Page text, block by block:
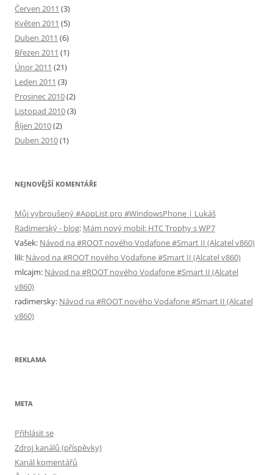
Červen 2011 (3)
Květen 2011 (5)
Duben 2011 (6)
Březen 2011 (1)
Únor 2011 (21)
Leden 2011 (3)
Prosinec 2010(2)
Listopad 2010(3)
Říjen 2010(2)
Duben 2010(1)
NEJNOVĚJŠÍ KOMENTÁŘE
Můj vybroušený #AppList pro #WindowsPhone | Lukáš
Radimerský - blog: Mám nový mobil: HTC Trophy s WP7
Vašek: Návod na #ROOT nového Vodafone #Smart II (Alcatel v860)
lili: Návod na #ROOT nového Vodafone #Smart II (Alcatel v860)
mlcajm: Návod na #ROOT nového Vodafone #Smart II (Alcatel
v860)
radimersky: Návod na #ROOT nového Vodafone #Smart II (Alcatel
v860)
REKLAMA
META
Přihlásit se
Zdroj kanálů (příspěvky)
Kanál komentářů